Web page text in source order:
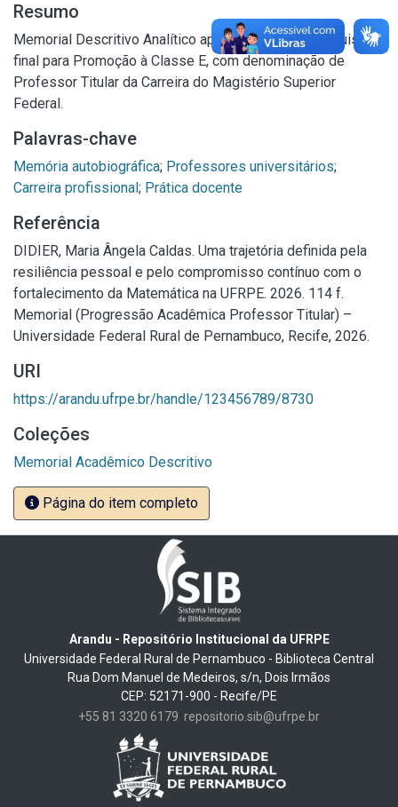
Resumo
Memorial Descritivo Analítico apresentado como requisito
final para Promoção à Classe E, com denominação de
Professor Titular da Carreira do Magistério Superior
Federal.
Palavras-chave
Memória autobiográfica; Professores universitários;
Carreira profissional; Prática docente
Referência
DIDIER, Maria Ângela Caldas. Uma trajetória definida pela
resiliência pessoal e pelo compromisso contínuo com o
fortalecimento da Matemática na UFRPE. 2026. 114 f.
Memorial (Progressão Acadêmica Professor Titular) –
Universidade Federal Rural de Pernambuco, Recife, 2026.
URI
https://arandu.ufrpe.br/handle/123456789/8730
Coleções
Memorial Acadêmico Descritivo
Página do item completo
Arandu - Repositório Institucional da UFRPE
Universidade Federal Rural de Pernambuco - Biblioteca Central
Rua Dom Manuel de Medeiros, s/n, Dois Irmãos
CEP: 52171-900 - Recife/PE
+55 81 3320 6179 repositorio.sib@ufrpe.br